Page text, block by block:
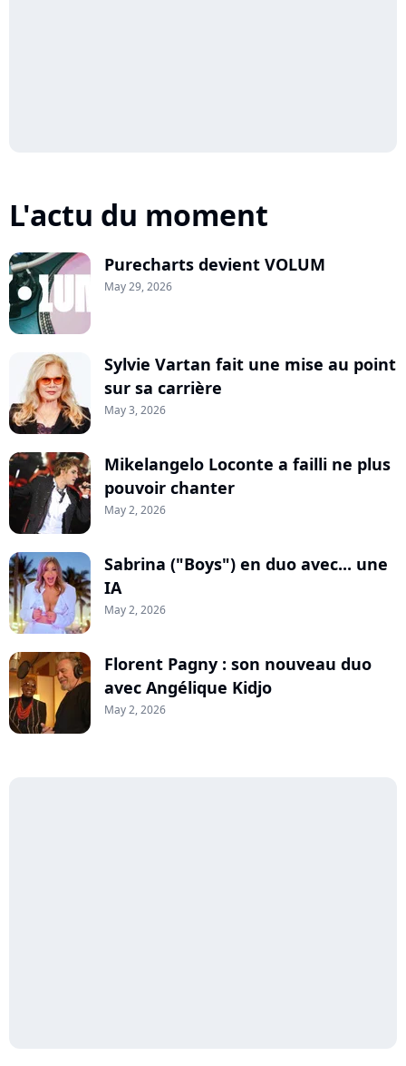
L'actu du moment
Purecharts devient VOLUM
May 29, 2026
Sylvie Vartan fait une mise au point
sur sa carrière
May 3, 2026
Mikelangelo Loconte a failli ne plus
pouvoir chanter
May 2, 2026
Sabrina ("Boys") en duo avec... une
IA
May 2, 2026
Florent Pagny : son nouveau duo
avec Angélique Kidjo
May 2, 2026